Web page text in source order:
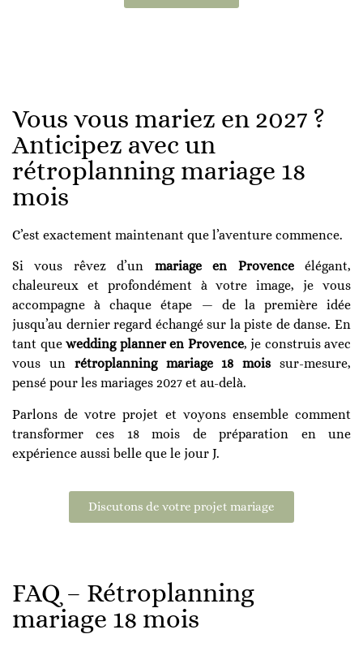
Vous vous mariez en 2027 ?
Anticipez avec un
rétroplanning mariage 18
mois
C’est exactement maintenant que l’aventure commence.
Si vous rêvez d’un mariage en Provenceélégant,
chaleureux et profondément à votre image, je vous
accompagne à chaque étape — de la première idée
jusqu’au dernier regard échangé sur la piste de danse. En
tant que wedding planner en Provence, je construis avec
vous un rétroplanning mariage 18 mois sur-mesure,
pensé pour les mariages 2027 et au-delà.
Parlons de votre projet et voyons ensemble comment
transformer ces 18 mois de préparation en une
expérience aussi belle que le jour J.
Discutons de votre projet mariage
FAQ – Rétroplanning
mariage 18 mois